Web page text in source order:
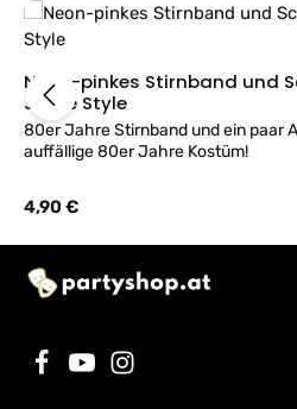
Neon-pinkes Stirnband und
Jahre Style
80er Jahre Stirnband und ein paar
auffällige 80er Jahre Kostüm!
Regulärer Preis:
4,90 €